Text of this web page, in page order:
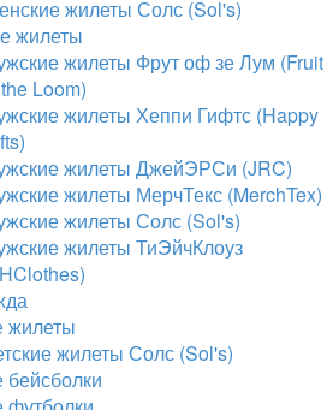
жилеты Солс (Sol's)
жилеты
жилеты Фрут оф зе Лум (Fruit
Loom)
жилеты Хеппи Гифтс (Happy
жилеты ДжейЭРСи (JRC)
жилеты МерчТекс (MerchTex)
жилеты Солс (Sol's)
жилеты ТиЭйчКлоуз
жилеты
жилеты Солс (Sol's)
бейсболки